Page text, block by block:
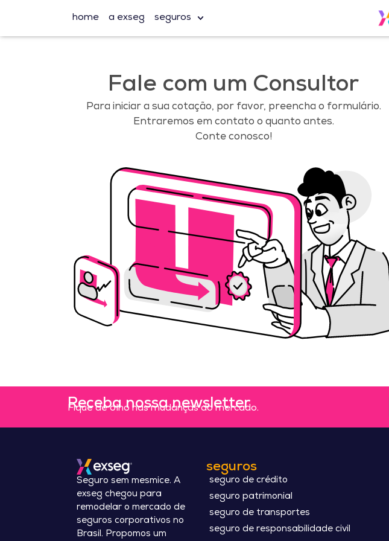
home a exseg seguros
Fale com um Consultor
Para iniciar a sua cotação, por favor, preencha o formulário.
Entraremos em contato o quanto antes.
Conte conosco!
Receba nossa newsletter
Fique de olho nas mudanças do mercado.
Seguro sem mesmice. A
exseg chegou para
remodelar o mercado de
seguros corporativos no
Brasil. Propomos um
seguros
seguro de crédito
seguro patrimonial
seguro de transportes
seguro de responsabilidade civil